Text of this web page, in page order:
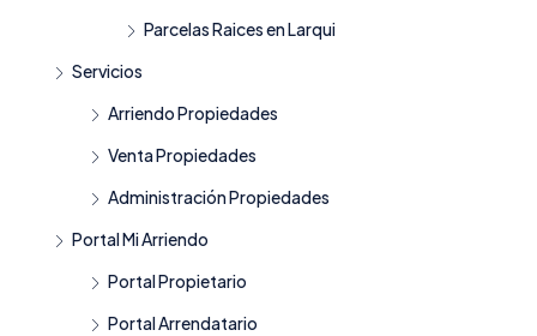
Parcelas Raices en Larqui
Servicios
Arriendo Propiedades
Venta Propiedades
Administración Propiedades
Portal Mi Arriendo
Portal Propietario
Portal Arrendatario